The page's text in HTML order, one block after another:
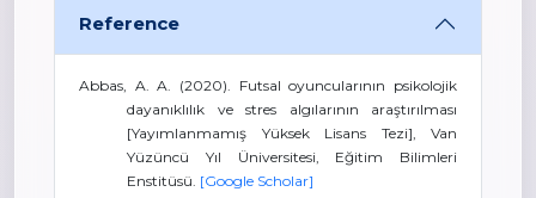
Reference
Abbas, A. A. (2020). Futsal oyuncularının psikolojik
dayanıklılık ve stres algılarının araştırılması
[Yayımlanmamış Yüksek Lisans Tezi], Van
Yüzüncü Yıl Üniversitesi, Eğitim Bilimleri
Enstitüsü. [Google Scholar]